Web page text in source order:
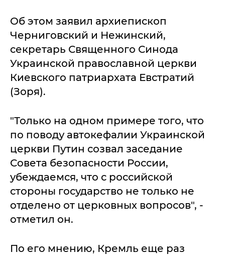
Об этом заявил архиепископ
Черниговский и Нежинский,
секретарь Священного Синода
Украинской православной церкви
Киевского патриархата Евстратий
(Зоря).
"Только на одном примере того, что
по поводу автокефалии Украинской
церкви Путин созвал заседание
Совета безопасности России,
убеждаемся, что с российской
стороны государство не только не
отделено от церковных вопросов", -
отметил он.
По его мнению, Кремль еще раз